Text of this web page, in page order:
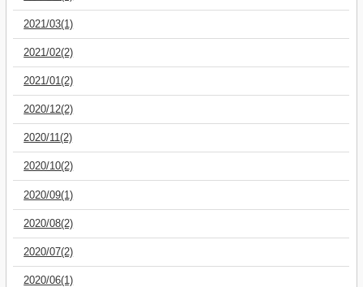
2021/03(1)
2021/02(2)
2021/01(2)
2020/12(2)
2020/11(2)
2020/10(2)
2020/09(1)
2020/08(2)
2020/07(2)
2020/06(1)